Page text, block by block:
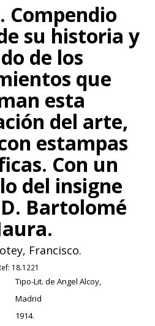
Compendio
su historia y
de los
que
esta
del arte,
estampas
Con un
del insigne
Bartolomé
Francisco.
18.1221
Tipo-Lit. de Angel Alcoy,
Madrid
1914.